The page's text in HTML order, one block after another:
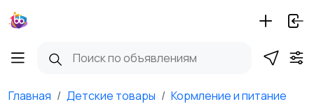
Главная Детские товары Кормление и питание